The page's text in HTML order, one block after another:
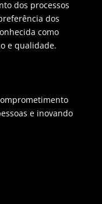
dos processos
dos
como
e qualidade.
e inovando